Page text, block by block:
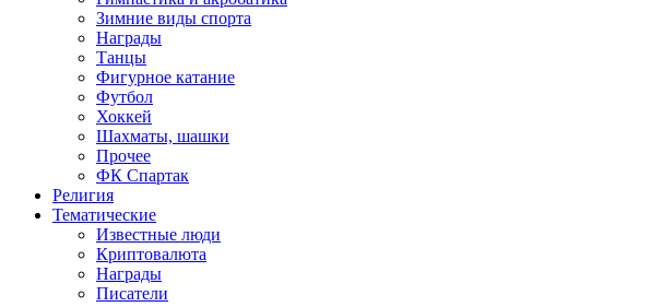
Зимние виды спорта
Награды
Танцы
Фигурное катание
Футбол
Хоккей
Шахматы, шашки
Прочее
ФК Спартак
Религия
Тематические
Известные люди
Криптовалюта
Награды
Писатели